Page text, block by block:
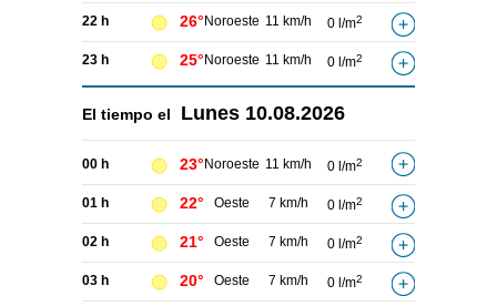
22 h 26° Noroeste 11 km/h 0 l/m2
23 h 25° Noroeste 11 km/h 0 l/m2
El tiempo el Lunes 10.08.2026
00 h 23° Noroeste 11 km/h 0 l/m2
01 h 22° Oeste 7 km/h 0 l/m2
02 h 21° Oeste 7 km/h 0 l/m2
03 h 20° Oeste 7 km/h 0 l/m2